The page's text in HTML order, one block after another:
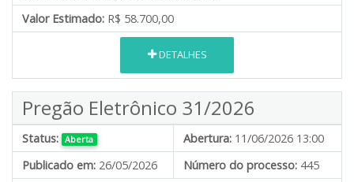
Valor Estimado: R$ 58.700,00
DETALHES
Pregão Eletrônico 31/2026
Status: Aberta Abertura: 11/06/2026 13:00
Publicado em: 26/05/2026 Número do processo: 445